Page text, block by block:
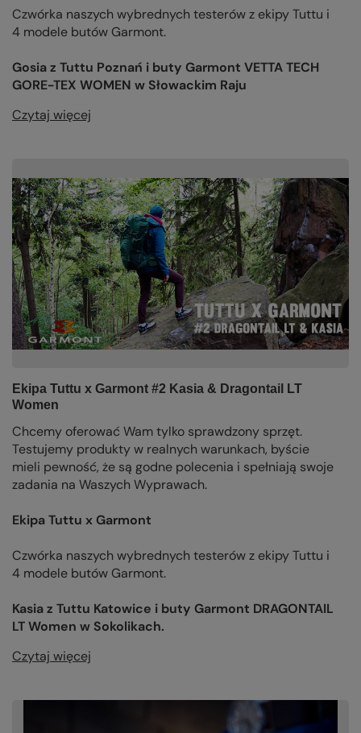
Czwórka naszych wybrednych testerów z ekipy Tuttu i
4 modele butów Garmont.
Gosia z Tuttu Poznań i buty Garmont VETTA TECH
GORE-TEX WOMEN w Słowackim Raju
Czytaj więcej
Ekipa Tuttu x Garmont #2 Kasia & Dragontail LT
Women
Chcemy oferować Wam tylko sprawdzony sprzęt.
Testujemy produkty w realnych warunkach, byście
mieli pewność, że są godne polecenia i spełniają swoje
zadania na Waszych Wyprawach.
Ekipa Tuttu x Garmont
Czwórka naszych wybrednych testerów z ekipy Tuttu i
4 modele butów Garmont.
Kasia z Tuttu Katowice i buty Garmont DRAGONTAIL
LT Women w Sokolikach.
Czytaj więcej